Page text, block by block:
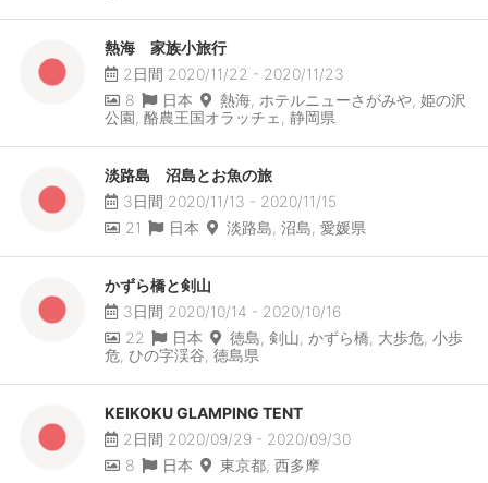
熱海 家族小旅行
2日間 2020/11/22 - 2020/11/23
8
日本
熱海, ホテルニューさがみや, 姫の沢
公園, 酪農王国オラッチェ, 静岡県
淡路島 沼島とお魚の旅
3日間 2020/11/13 - 2020/11/15
21
日本 淡路島, 沼島, 愛媛県
かずら橋と剣山
3日間 2020/10/14 - 2020/10/16
22
日本
徳島, 剣山, かずら橋, 大歩危, 小歩
危, ひの字渓谷, 徳島県
KEIKOKU GLAMPING TENT
2日間 2020/09/29 - 2020/09/30
8
日本 東京都, 西多摩